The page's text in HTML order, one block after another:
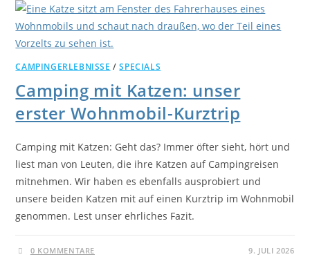
CAMPINGERLEBNISSE /SPECIALS
Camping mit Katzen: unser
erster Wohnmobil-Kurztrip
Camping mit Katzen: Geht das? Immer öfter sieht, hört und
liest man von Leuten, die ihre Katzen auf Campingreisen
mitnehmen. Wir haben es ebenfalls ausprobiert und
unsere beiden Katzen mit auf einen Kurztrip im Wohnmobil
genommen. Lest unser ehrliches Fazit.
0 KOMMENTARE 9. JULI 2026